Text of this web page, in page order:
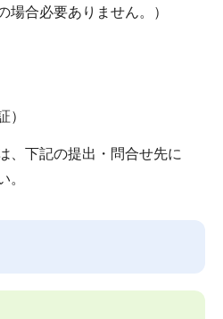
場合必要ありません。）
）
、下記の提出・問合せ先に
。